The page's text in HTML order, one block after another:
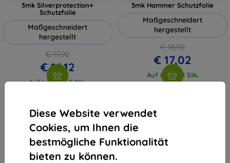
Diese Website verwendet
Cookies, um Ihnen die
bestmögliche Funktionalität
bieten zu können.
3mk Silverprotection+
Schutzfolie
Maßgeschneidert
hergestellt
€ 17,90
€ 16,12
Auf Lager > 5 Stk.
3mk Hammer Schutzfolie
Maßgeschneidert
hergestellt
€ 18,90
€ 17,02
Auf Lager 3 Stk.
vom ganzen